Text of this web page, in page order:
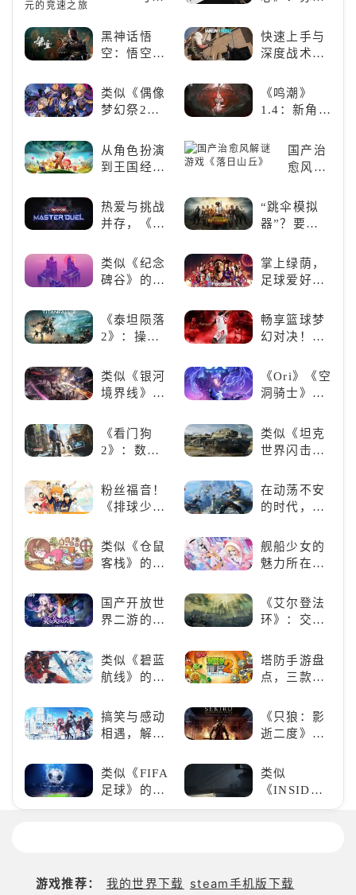
Derby》：
一场
跨次
竞速
之旅
游戏盛宴与
瑕疵
黑神话悟
空：悟空携
来，游戏界
的东方巨
快速上手与
深度战术兼
六号M》是
否值得入
类似《偶像
梦幻祭2》
游推荐：完
美还原偶像
魅力，共同
像团
《鸣潮》
1.4：新角
情，全新冒
险体验！
从角色扮演
到王国经
游为何能俘
获玩家心？
国产治
愈风解
《落日
山丘》
热爱与挑战
并存，《游
决斗》，牌
佬都爱玩的
“跳伞模拟
器”？要
“刚”？
类似《纪念
碑谷》的解
荐：体验沉
浸式解谜，
掌上绿荫，
足球爱好者
况足球》
《泰坦陨落
2》：操控
未来战场；
跑酷突袭，
畅享篮球梦
幻对决！
2K24梦幻球
队》类似游
类似《银河
境界线》的
类手游推
荐：极致策
略，无限可
《Ori》《空
洞骑士》
胞》横向对
比，不知道
入手那个看
《看门狗
2》：数字
狂欢
类似《坦克
世界闪击
（WOTB）
的军事类游
爱的装备出
发吧！
粉丝福音！
《排球少
HIGH!!》手
游还原经典
在动荡不安
的时代，踏
类似《仓鼠
客栈》的萌
荐！快来养
赛博宠物
舰船少女的
魅力所在：
线》
国产开放世
界二游的里
神》
《艾尔登法
环》：交界
奇与魂系新
巅峰
类似《碧蓝
航线》的养
养成你的梦
想！
塔防手游盘
点，三款不
防佳作
搞笑与感动
相遇，解锁
的魅力
《只狼：影
逝二度》：
魄的忍者之
旅
类似《FIFA
足球》的足
球类比赛推
类似
《INSIDE》
的解谜类游
游戏推荐： 我的世界下载 steam手机版下载